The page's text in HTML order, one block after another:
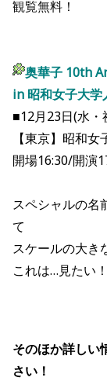
観覧無料！
奥華子 10th
in 昭和女子大学
■12月23日(水・
【東京】昭和
開場16:30/開演
スペシャルの名
て
スケールの大き
これは…見たい
そのほか詳しい
さい！